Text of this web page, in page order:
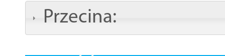
Przecina: